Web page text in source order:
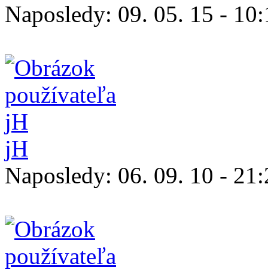
Naposledy: 09. 05. 15 -
jH
Naposledy: 06. 09. 10 -